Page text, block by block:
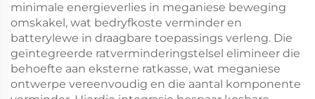
minimale energieverlies in meganiese beweging
omskakel, wat bedryfkoste verminder en
batterylewe in draagbare toepassings verleng. Die
geïntegreerde ratverminderingstelsel elimineer die
behoefte aan eksterne ratkasse, wat meganiese
ontwerpe vereenvoudig en die aantal komponente